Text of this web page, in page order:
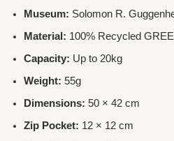
Museum: Solomon R.
Material: 100% Recycled
Capacity: Up to 20kg
Weight: 55g
Dimensions: 50 × 42 cm
Zip Pocket: 12 × 12 cm